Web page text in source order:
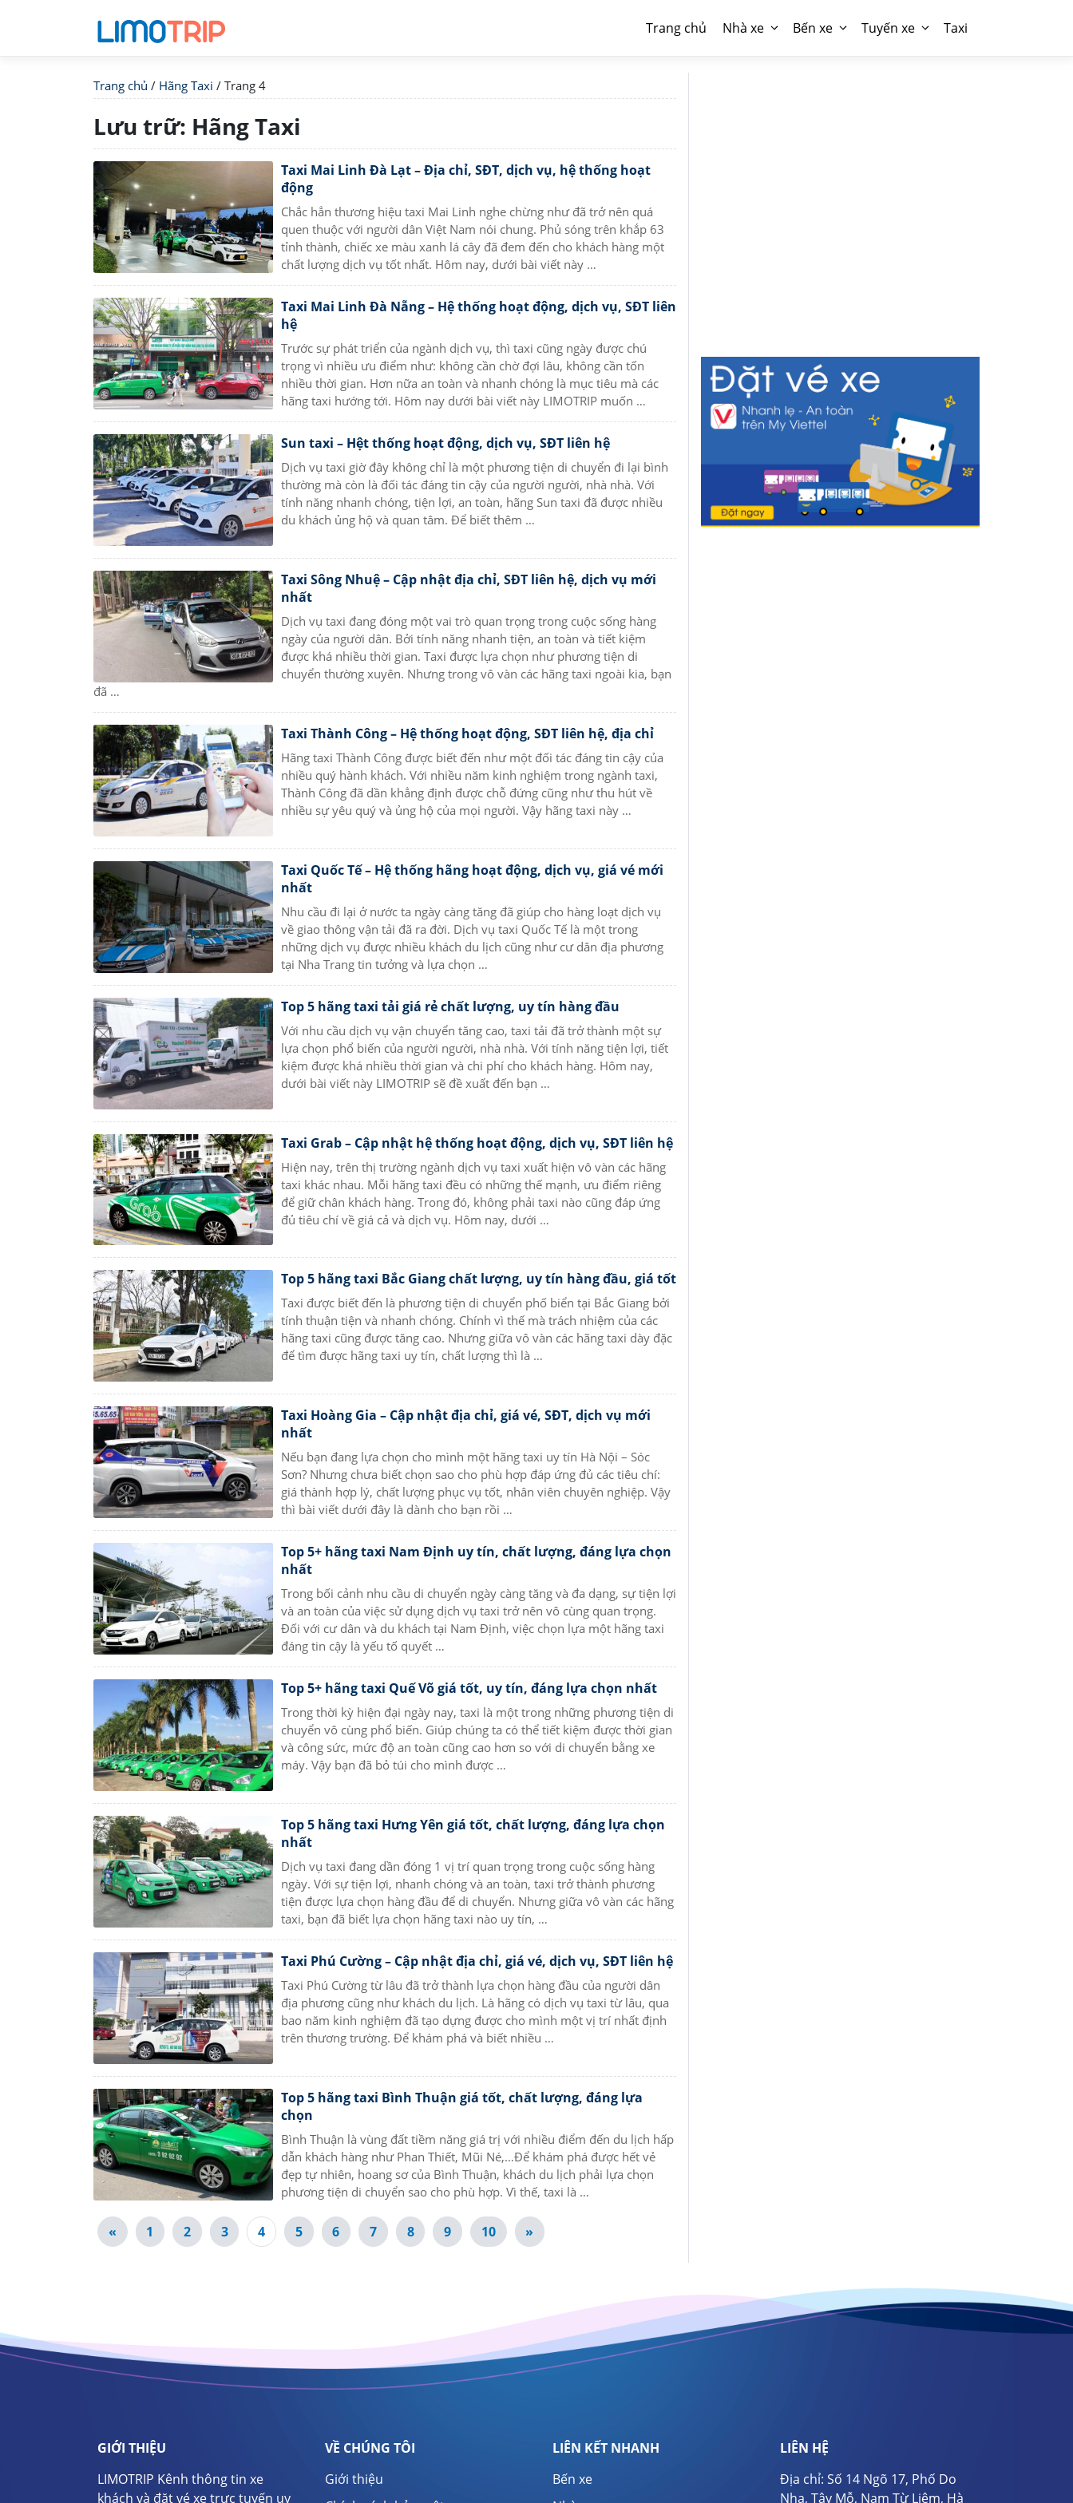
Trang chủ Nhà xe Bến xe Tuyến xe Taxi
Trang chủ / Hãng Taxi / Trang 4
Lưu trữ: Hãng Taxi
Taxi Mai Linh Đà Lạt – Địa chỉ, SĐT, dịch vụ, hệ thống hoạt
động
Chắc hẳn thương hiệu taxi Mai Linh nghe chừng như đã trở nên quá
quen thuộc với người dân Việt Nam nói chung. Phủ sóng trên khắp 63
tỉnh thành, chiếc xe màu xanh lá cây đã đem đến cho khách hàng một
chất lượng dịch vụ tốt nhất. Hôm nay, dưới bài viết này …
Taxi Mai Linh Đà Nẵng – Hệ thống hoạt động, dịch vụ, SĐT liên
hệ
Trước sự phát triển của ngành dịch vụ, thì taxi cũng ngày được chú
trọng vì nhiều ưu điểm như: không cần chờ đợi lâu, không cần tốn
nhiều thời gian. Hơn nữa an toàn và nhanh chóng là mục tiêu mà các
hãng taxi hướng tới. Hôm nay dưới bài viết này LIMOTRIP muốn …
Sun taxi – Hệt thống hoạt động, dịch vụ, SĐT liên hệ
Dịch vụ taxi giờ đây không chỉ là một phương tiện di chuyển đi lại bình
thường mà còn là đối tác đáng tin cậy của người người, nhà nhà. Với
tính năng nhanh chóng, tiện lợi, an toàn, hãng Sun taxi đã được nhiều
du khách ủng hộ và quan tâm. Để biết thêm …
Taxi Sông Nhuệ – Cập nhật địa chỉ, SĐT liên hệ, dịch vụ mới
nhất
Dịch vụ taxi đang đóng một vai trò quan trọng trong cuộc sống hàng
ngày của người dân. Bởi tính năng nhanh tiện, an toàn và tiết kiệm
được khá nhiều thời gian. Taxi được lựa chọn như phương tiện di
chuyển thường xuyên. Nhưng trong vô vàn các hãng taxi ngoài kia, bạn
đã …
Taxi Thành Công – Hệ thống hoạt động, SĐT liên hệ, địa chỉ
Hãng taxi Thành Công được biết đến như một đối tác đáng tin cậy của
nhiều quý hành khách. Với nhiều năm kinh nghiệm trong ngành taxi,
Thành Công đã dần khẳng định được chỗ đứng cũng như thu hút về
nhiều sự yêu quý và ủng hộ của mọi người. Vậy hãng taxi này …
Taxi Quốc Tế – Hệ thống hãng hoạt động, dịch vụ, giá vé mới
nhất
Nhu cầu đi lại ở nước ta ngày càng tăng đã giúp cho hàng loạt dịch vụ
về giao thông vận tải đã ra đời. Dịch vụ taxi Quốc Tế là một trong
những dịch vụ được nhiều khách du lịch cũng như cư dân địa phương
tại Nha Trang tin tưởng và lựa chọn …
Top 5 hãng taxi tải giá rẻ chất lượng, uy tín hàng đầu
Với nhu cầu dịch vụ vận chuyển tăng cao, taxi tải đã trở thành một sự
lựa chọn phổ biến của người người, nhà nhà. Với tính năng tiện lợi, tiết
kiệm được khá nhiều thời gian và chi phí cho khách hàng. Hôm nay,
dưới bài viết này LIMOTRIP sẽ đề xuất đến bạn …
Taxi Grab – Cập nhật hệ thống hoạt động, dịch vụ, SĐT liên hệ
Hiện nay, trên thị trường ngành dịch vụ taxi xuất hiện vô vàn các hãng
taxi khác nhau. Mỗi hãng taxi đều có những thế mạnh, ưu điểm riêng
để giữ chân khách hàng. Trong đó, không phải taxi nào cũng đáp ứng
đủ tiêu chí về giá cả và dịch vụ. Hôm nay, dưới …
Top 5 hãng taxi Bắc Giang chất lượng, uy tín hàng đầu, giá tốt
Taxi được biết đến là phương tiện di chuyển phố biển tại Bắc Giang bởi
tính thuận tiện và nhanh chóng. Chính vì thế mà trách nhiệm của các
hãng taxi cũng được tăng cao. Nhưng giữa vô vàn các hãng taxi dày đặc
để tìm được hãng taxi uy tín, chất lượng thì là …
Taxi Hoàng Gia – Cập nhật địa chỉ, giá vé, SĐT, dịch vụ mới
nhất
Nếu bạn đang lựa chọn cho mình một hãng taxi uy tín Hà Nội – Sóc
Sơn? Nhưng chưa biết chọn sao cho phù hợp đáp ứng đủ các tiêu chí:
giá thành hợp lý, chất lượng phục vụ tốt, nhân viên chuyên nghiệp. Vậy
thì bài viết dưới đây là dành cho bạn rồi …
Top 5+ hãng taxi Nam Định uy tín, chất lượng, đáng lựa chọn
nhất
Trong bối cảnh nhu cầu di chuyển ngày càng tăng và đa dạng, sự tiện lợi
và an toàn của việc sử dụng dịch vụ taxi trở nên vô cùng quan trọng.
Đối với cư dân và du khách tại Nam Định, việc chọn lựa một hãng taxi
đáng tin cậy là yếu tố quyết …
Top 5+ hãng taxi Quế Võ giá tốt, uy tín, đáng lựa chọn nhất
Trong thời kỳ hiện đại ngày nay, taxi là một trong những phương tiện di
chuyển vô cùng phổ biến. Giúp chúng ta có thể tiết kiệm được thời gian
và công sức, mức độ an toàn cũng cao hơn so với di chuyển bằng xe
máy. Vậy bạn đã bỏ túi cho mình được …
Top 5 hãng taxi Hưng Yên giá tốt, chất lượng, đáng lựa chọn
nhất
Dịch vụ taxi đang dần đóng 1 vị trí quan trọng trong cuộc sống hàng
ngày. Với sự tiện lợi, nhanh chóng và an toàn, taxi trở thành phương
tiện được lựa chọn hàng đầu để di chuyển. Nhưng giữa vô vàn các hãng
taxi, bạn đã biết lựa chọn hãng taxi nào uy tín, …
Taxi Phú Cường – Cập nhật địa chỉ, giá vé, dịch vụ, SĐT liên hệ
Taxi Phú Cường từ lâu đã trở thành lựa chọn hàng đầu của người dân
địa phương cũng như khách du lịch. Là hãng có dịch vụ taxi từ lâu, qua
bao năm kinh nghiệm đã tạo dựng được cho mình một vị trí nhất định
trên thương trường. Để khám phá và biết nhiều …
Top 5 hãng taxi Bình Thuận giá tốt, chất lượng, đáng lựa
chọn
Bình Thuận là vùng đất tiềm năng giá trị với nhiều điểm đến du lịch hấp
dẫn khách hàng như Phan Thiết, Mũi Né,…Để khám phá được hết vẻ
đẹp tự nhiên, hoang sơ của Bình Thuận, khách du lịch phải lựa chọn
phương tiện di chuyển sao cho phù hợp. Vì thế, taxi là …
« 1 2 3 4 5 6 7 8 9 10 »
GIỚI THIỆU
LIMOTRIP Kênh thông tin xe
khách và đặt vé xe trực tuyến uy
VỀ CHÚNG TÔI
Giới thiệu
LIÊN KẾT NHANH
Bến xe
LIÊN HỆ
Địa chỉ: Số 14 Ngõ 17, Phố Do
Nha, Tây Mỗ, Nam Từ Liêm, Hà